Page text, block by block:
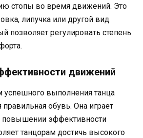
стопы во время движений. Это
липучка или другой вид
позволяет регулировать степень
движений
выполнения танца
правильная обувь. Она играет
эффективности
танцорам достичь высокого